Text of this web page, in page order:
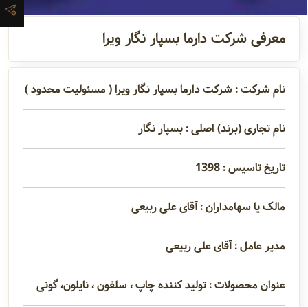
آدرس و
اطلاعات
تماس
مدیران و
مسئولین
گالری
سابقه
شرکت
معرفی شرکت دارما بسپار نگار ویرا
نام شرکت : شرکت دارما بسپار نگار ویرا ( مسئولیت محدود )
نام تجاری (برند) اصلی : بسپار نگار
تاریخ تاسیس : 1398
مالک یا سهامداران : آقای علی ربیعی
مدیر عامل : آقای علی ربیعی
عنوان محصولات : تولید کننده چاپ ، سلفون ، نایلون، گونی